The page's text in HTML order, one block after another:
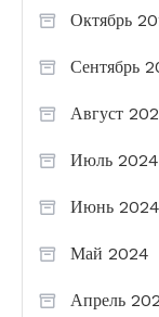
Октябрь
Сентябрь
Август
Июль 2024
Июнь 2024
Май 2024
Апрель